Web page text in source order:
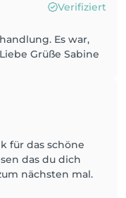
Verifiziert
Es war,
Grüße Sabine
für das schöne
das du dich
nächsten mal.